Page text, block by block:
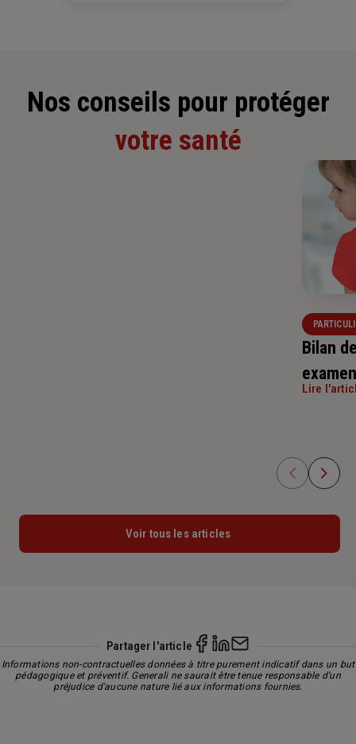
Nos conseils pour protéger
votre santé
Bilan
Lire
Voir tous les articles
Partager l'article
Informations non-contractuelles données à titre purement indicatif dans un but
pédagogique et préventif. Generali ne saurait être tenue responsable d'un
préjudice d'aucune nature lié aux informations fournies.